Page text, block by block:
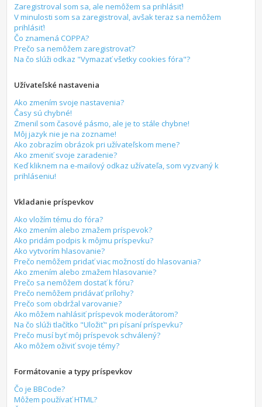
Zaregistroval som sa, ale nemôžem sa prihlásiť!
V minulosti som sa zaregistroval, avšak teraz sa nemôžem
prihlásiť!
Čo znamená COPPA?
Prečo sa nemôžem zaregistrovať?
Na čo slúži odkaz "Vymazať všetky cookies fóra"?
Užívateľské nastavenia
Ako zmením svoje nastavenia?
Časy sú chybné!
Zmenil som časové pásmo, ale je to stále chybne!
Môj jazyk nie je na zozname!
Ako zobrazím obrázok pri užívateľskom mene?
Ako zmeniť svoje zaradenie?
Keď kliknem na e-mailový odkaz užívateľa, som vyzvaný k
prihláseniu!
Vkladanie príspevkov
Ako vložím tému do fóra?
Ako zmením alebo zmažem príspevok?
Ako pridám podpis k môjmu príspevku?
Ako vytvorím hlasovanie?
Prečo nemôžem pridať viac možností do hlasovania?
Ako zmením alebo zmažem hlasovanie?
Prečo sa nemôžem dostať k fóru?
Prečo nemôžem pridávať prílohy?
Prečo som obdržal varovanie?
Ako môžem nahlásiť príspevok moderátorom?
Na čo slúži tlačítko "Uložiť" pri písaní príspevku?
Prečo musí byť môj príspevok schválený?
Ako môžem oživiť svoje témy?
Formátovanie a typy príspevkov
Čo je BBCode?
Môžem používať HTML?